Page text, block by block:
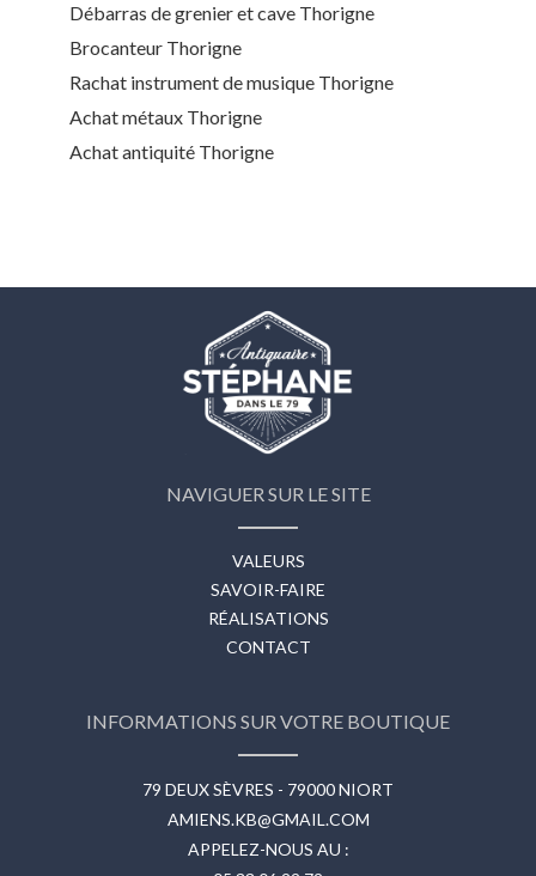
Débarras de grenier et cave Thorigne
Brocanteur Thorigne
Rachat instrument de musique Thorigne
Achat métaux Thorigne
Achat antiquité Thorigne
NAVIGUER SUR LE SITE
VALEURS
SAVOIR-FAIRE
RÉALISATIONS
CONTACT
INFORMATIONS SUR VOTRE BOUTIQUE
79 DEUX SÈVRES - 79000 NIORT
AMIENS.KB@GMAIL.COM
APPELEZ-NOUS AU :